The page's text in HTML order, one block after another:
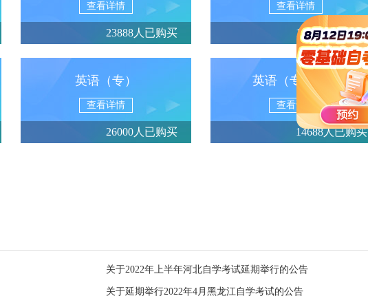
查看详情
23888人已购买
查看详情
13950人已购买
英语（专）
查看详情
26000人已购买
英语（专升本）
查看详情
14688人已购买
关于2022年上半年河北自学考试延期举行的公告
关于延期举行2022年4月黑龙江自学考试的公告